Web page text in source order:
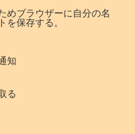
めブラウザーに自分の名
を保存する。
知
る